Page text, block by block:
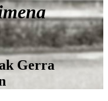
Gerra